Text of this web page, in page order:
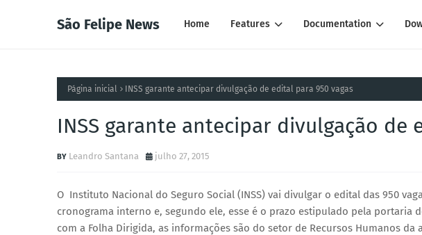
São Felipe News Home Features Documentation
Página inicial INSS garante antecipar divulgação de edital para 950 vagas
INSS garante antecipar divulgação de
Leandro Santana julho 27, 2015
O Instituto Nacional do Seguro Social (INSS) vai divulgar o edital das 950
cronograma interno e, segundo ele, esse é o prazo estipulado pela portaria
com a Folha Dirigida, as informações são do setor de Recursos Humanos